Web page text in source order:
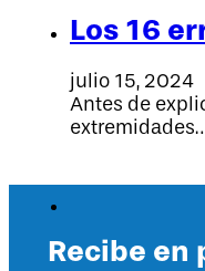
Los 16
julio 15, 2024
Antes de
Recibe